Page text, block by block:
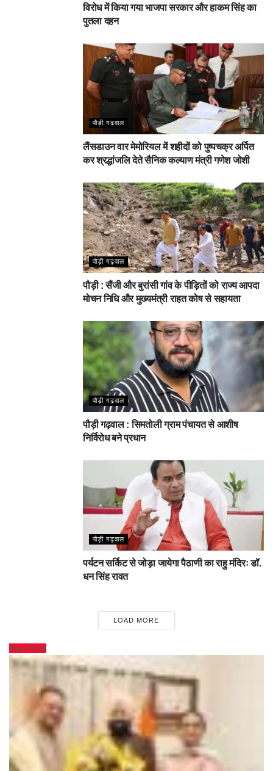
विरोध में किया गया भाजपा सरकार और हाकम सिंह का
पुतला दहन
पौड़ी गढ़वाल
लैंसडाउन वार मेमोरियल में शहीदों को पुष्पचक्र अर्पित
कर श्रद्धांजलि देते सैनिक कल्याण मंत्री गणेश जोशी
पौड़ी गढ़वाल
पौड़ी : सैंजी और बुरांसी गांव के पीड़ितों को राज्य आपदा
मोचन निधि और मुख्यमंत्री राहत कोष से सहायता
पौड़ी गढ़वाल
पौड़ी गढ़वाल : सिमतोली ग्राम पंचायत से आशीष
निर्विरोध बने प्रधान
पौड़ी गढ़वाल
पर्यटन सर्किट से जोड़ा जायेगा पैठाणी का राहु मंदिरः डॉ.
धन सिंह रावत
LOAD MORE
Next Post